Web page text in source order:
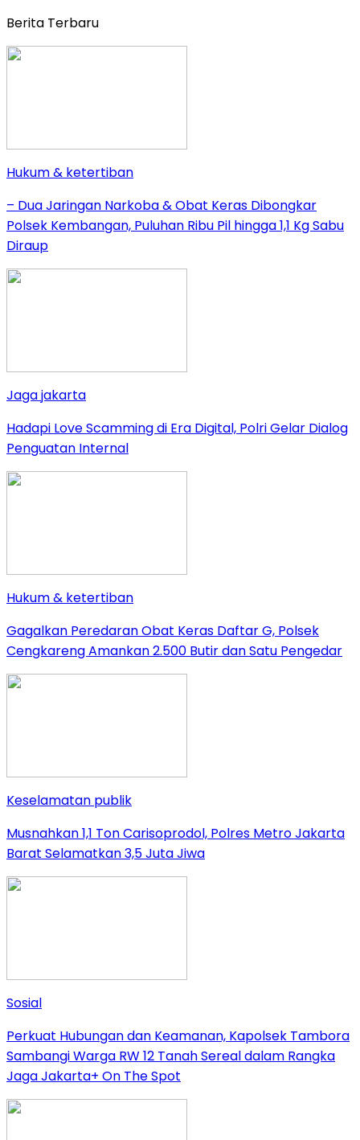
Berita Terbaru
Hukum & ketertiban
– Dua Jaringan Narkoba & Obat Keras Dibongkar
Polsek Kembangan, Puluhan Ribu Pil hingga 1,1 Kg Sabu
Diraup
Jaga jakarta
Hadapi Love Scamming di Era Digital, Polri Gelar Dialog
Penguatan Internal
Hukum & ketertiban
Gagalkan Peredaran Obat Keras Daftar G, Polsek
Cengkareng Amankan 2.500 Butir dan Satu Pengedar
Keselamatan publik
Musnahkan 1,1 Ton Carisoprodol, Polres Metro Jakarta
Barat Selamatkan 3,5 Juta Jiwa
Sosial
Perkuat Hubungan dan Keamanan, Kapolsek Tambora
Sambangi Warga RW 12 Tanah Sereal dalam Rangka
Jaga Jakarta+ On The Spot